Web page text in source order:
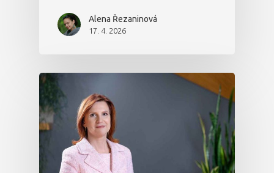
Alena Řezaninová
17. 4. 2026